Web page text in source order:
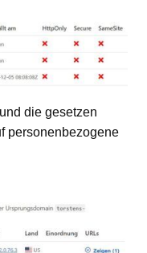
die gesetzen
personenbezogene